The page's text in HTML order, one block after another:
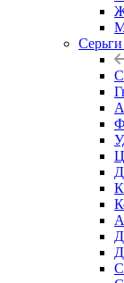
Серьги